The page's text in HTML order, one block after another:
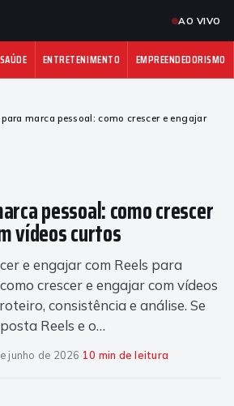
AO VIVO
SAÚDE ENTRETENIMENTO EMPREENDEDORISMO
para marca pessoal: como crescer e engajar
pessoal: como crescer
vídeos curtos
e engajar com Reels para
crescer e engajar com vídeos
consistência e análise. Se
Reels e o…
junho de 2026·10 min de leitura